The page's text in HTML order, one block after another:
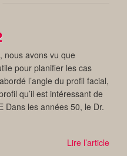
nous avons vu que
pour planifier les cas
l’angle du profil facial,
qu’il est intéressant de
Dans les années 50, le Dr.
Lire l’article